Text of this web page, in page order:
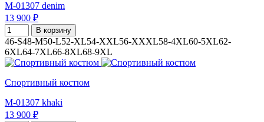
M-01307 denim
13 900 ₽
В корзину
46-S48-M50-L52-XL54-XXL56-XXXL58-4XL60-5XL62-
6XL64-7XL66-8XL68-9XL
Спортивный костюм
M-01307 khaki
13 900 ₽